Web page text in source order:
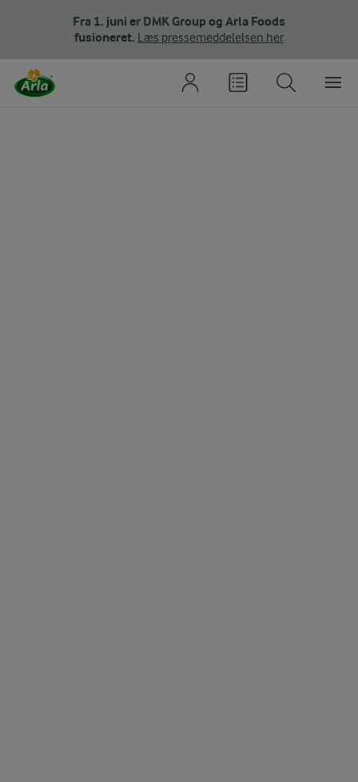
Fra 1. juni er DMK Group og Arla Foods
fusioneret. Læs pressemeddelelsen her